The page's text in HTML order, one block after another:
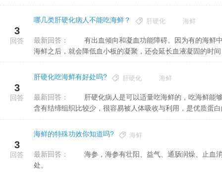
3
回答
哪几类肝硬化病人不能吃海鲜？ 肝硬化 海鲜
最新回答：
海鲜之后，就会降低血小板的凝聚，还会延长血液凝固的时
3
回答
肝硬化吃海鲜有好处吗? 肝硬化 海鲜
最新回答：
含有结缔组织比较少，很容易被人体吸收与利用，是优质蛋
3
回答
海鲜的特殊功效你知道吗? 海鲜
最新回答：
处。